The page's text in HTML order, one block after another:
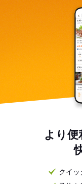
より
クイッ